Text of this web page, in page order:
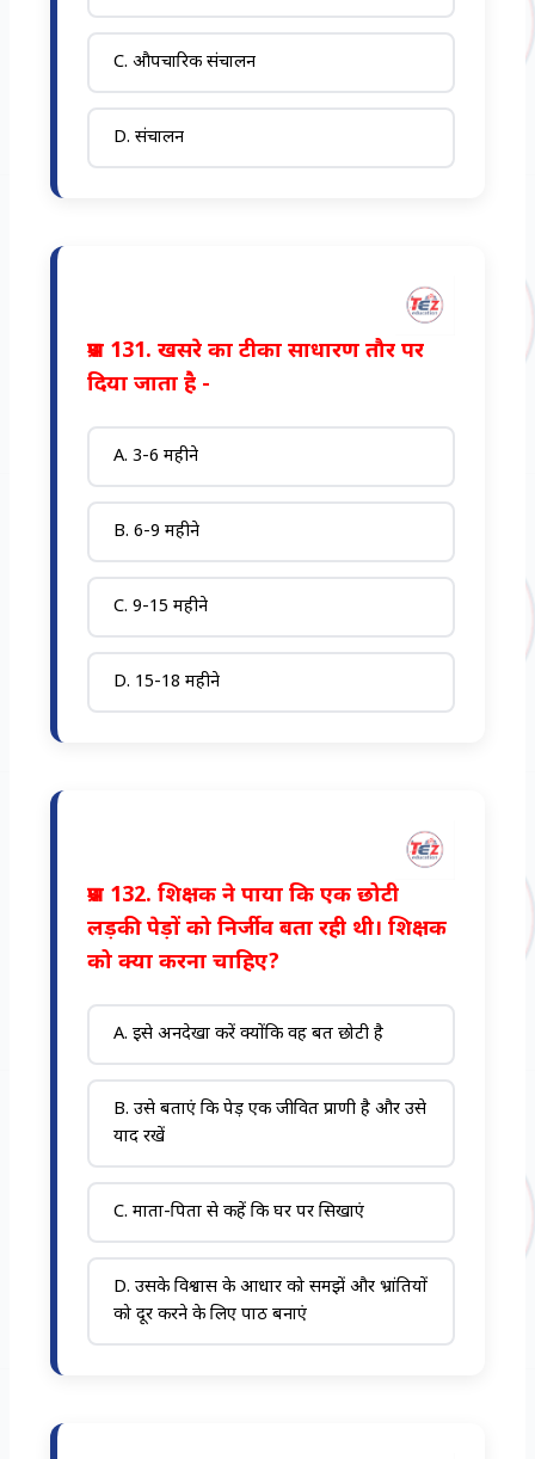
C. औपचारिक संचालन
D. संचालन
प्रश्न 131. खसरे का टीका साधारण तौर पर
दिया जाता है -
A. 3-6 महीने
B. 6-9 महीने
C. 9-15 महीने
D. 15-18 महीने
प्रश्न 132. शिक्षक ने पाया कि एक छोटी
लड़की पेड़ों को निर्जीव बता रही थी। शिक्षक
को क्या करना चाहिए?
A. इसे अनदेखा करें क्योंकि वह बहुत छोटी है
B. उसे बताएं कि पेड़ एक जीवित प्राणी है और उसे
याद रखें
C. माता-पिता से कहें कि घर पर सिखाएं
D. उसके विश्वास के आधार को समझें और भ्रांतियों
को दूर करने के लिए पाठ बनाएं